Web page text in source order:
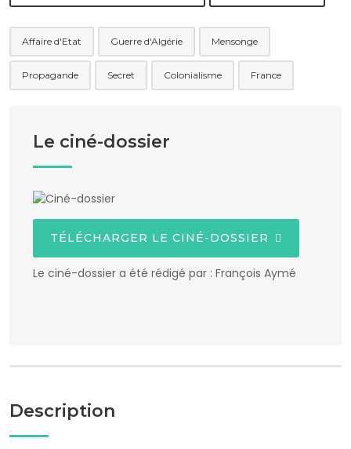
Affaire d'Etat Guerre d'Algérie Mensonge
Propagande Secret Colonialisme France
Le ciné-dossier
TÉLÉCHARGER LE CINÉ-DOSSIER
Le ciné-dossier a été rédigé par : François Aymé
Description